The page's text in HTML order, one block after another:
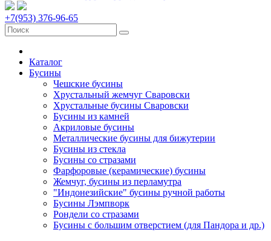
+7(953) 376-96-65
Каталог
Бусины
Чешские бусины
Хрустальный жемчуг Сваровски
Хрустальные бусины Сваровски
Бусины из камней
Акриловые бусины
Металлические бусины для бижутерии
Бусины из стекла
Бусины со стразами
Фарфоровые (керамические) бусины
Жемчуг, бусины из перламутра
"Индонезийские" бусины ручной работы
Бусины Лэмпворк
Рондели со стразами
Бусины с большим отверстием (для Пандора и др.)